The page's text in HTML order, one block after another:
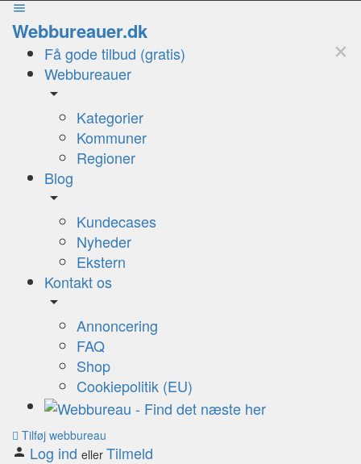
Webbureauer.dk
Få gode tilbud (gratis)
Webbureauer
Kategorier
Kommuner
Regioner
Blog
Kundecases
Nyheder
Ekstern
Kontakt os
Annoncering
FAQ
Shop
Cookiepolitik (EU)
Tilføj webbureau
Log ind eller Tilmeld